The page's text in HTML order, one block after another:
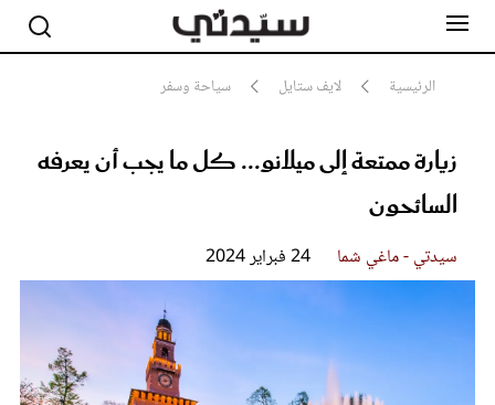
الرئيسية لايف ستايل سياحة وسفر
زيارة ممتعة إلى ميلانو... كل ما يجب أن يعرفه
السائحون
سيدتي - ماغي شما 24 فبراير 2024
مشاهير
أناقة
جمال
سيدتي وطفلك
لايف ستايل